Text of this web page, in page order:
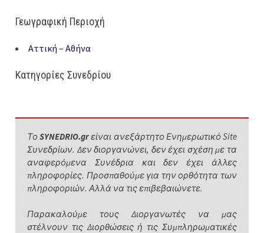
Γεωγραφική Περιοχή
Αττική – Αθήνα
Κατηγορίες Συνεδρίου
ΤοSYNEDRIO.grείναι ανεξάρτητο Ενημερωτικό Site
Συνεδρίων. Δεν διοργανώνει, δεν έχει σχέση με τα
αναφερόμενα Συνέδρια και δεν έχει άλλες
πληροφορίες. Προσπαθούμε για την ορθότητα των
πληροφοριών. Αλλά να τις επιβεβαιώνετε.
Παρακαλούμε τους Διοργανωτές να μας
στέλνουν τις Διορθώσεις ή τις Συμπληρωματικές